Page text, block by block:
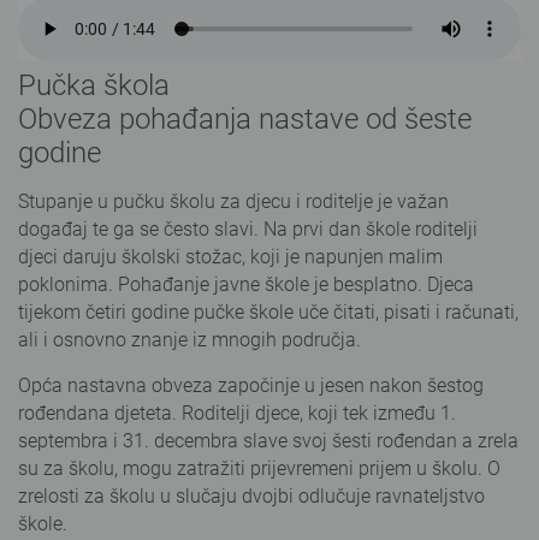
Pučka škola
Obveza pohađanja nastave od šeste
godine
Stupanje u pučku školu za djecu i roditelje je važan
događaj te ga se često slavi. Na prvi dan škole roditelji
djeci daruju školski stožac, koji je napunjen malim
poklonima. Pohađanje javne škole je besplatno. Djeca
tijekom četiri godine pučke škole uče čitati, pisati i računati,
ali i osnovno znanje iz mnogih područja.
Opća nastavna obveza započinje u jesen nakon šestog
rođendana djeteta. Roditelji djece, koji tek između 1.
septembra i 31. decembra slave svoj šesti rođendan a zrela
su za školu, mogu zatražiti prijevremeni prijem u školu. O
zrelosti za školu u slučaju dvojbi odlučuje ravnateljstvo
škole.